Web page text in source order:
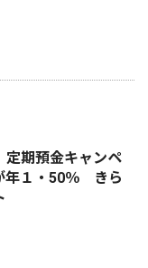
定期預金キャンペ
年１・50％ きら